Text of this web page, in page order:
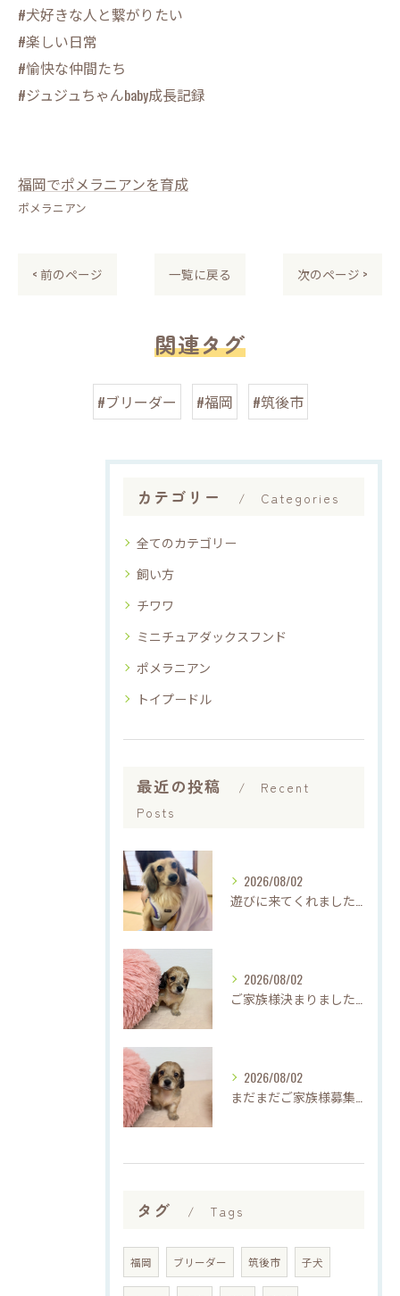
#犬好きな人と繋がりたい
#楽しい日常
#愉快な仲間たち
#ジュジュちゃんbaby成長記録
福岡でポメラニアンを育成
ポメラニアン
< 前のページ 一覧に戻る 次のページ >
関連タグ
#ブリーダー #福岡 #筑後市
カテゴリー Categories
全てのカテゴリー
飼い方
チワワ
ミニチュアダックスフンド
ポメラニアン
トイプードル
最近の投稿
Recent
Posts
2026/08/02
2026/08/02
2026/08/02
タグ Tags
福岡 ブリーダー 筑後市 子犬